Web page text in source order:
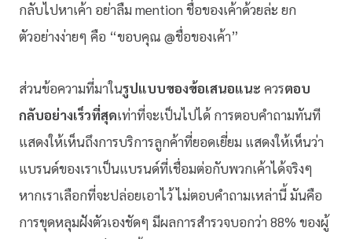
กลับไปหาเค้า อย่าลืม mention ชื่อของเค้าด้วยล่ะ ยก
ตัวอย่างง่ายๆ คือ “ขอบคุณ @ชื่อของเค้า”
ส่วนข้อความที่มาในรูปแบบของข้อเสนอแนะ ควรตอบ
กลับอย่างเร็วที่สุดเท่าที่จะเป็นไปได้ การตอบคำถามทันที
แสดงให้เห็นถึงการบริการลูกค้าที่ยอดเยี่ยม แสดงให้เห็นว่า
แบรนด์ของเราเป็นแบรนด์ที่เชื่อมต่อกับพวกเค้าได้จริงๆ
หากเราเลือกที่จะปล่อยเอาไว้ ไม่ตอบคำถามเหล่านี้ มันคือ
การขุดหลุมฝังตัวเองชัดๆ มีผลการสำรวจบอกว่า 88% ของผู้